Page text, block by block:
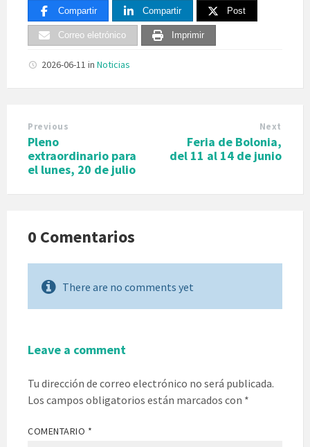
Compartir Compartir Post
Correo eletrónico Imprimir
2026-06-11 in Noticias
Previous
Pleno
extraordinario para
el lunes, 20 de julio
Next
Feria de Bolonia,
del 11 al 14 de junio
0 Comentarios
There are no comments yet
Leave a comment
Tu dirección de correo electrónico no será publicada.
Los campos obligatorios están marcados con *
COMENTARIO *